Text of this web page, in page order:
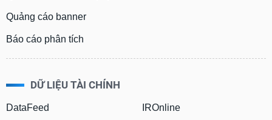
Quảng cáo banner
Báo cáo phân tích
DỮ LIỆU TÀI CHÍNH
DataFeed
IROnline